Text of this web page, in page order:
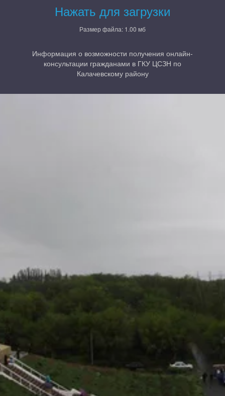
Нажать для загрузки
Размер файла: 1.00 мб
Информация о возможности получения онлайн-
консультации гражданами в ГКУ ЦСЗН по
Калачевскому району